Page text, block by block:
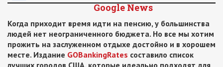
Google News
Когда приходит время идти на пенсию, у большинства
людей нет неограниченного бюджета. Но все мы хотим
прожить на заслуженном отдыхе достойно и в хорошем
месте. Издание GOBankingRates составило список
лучших городов США, которые идеально подходят для